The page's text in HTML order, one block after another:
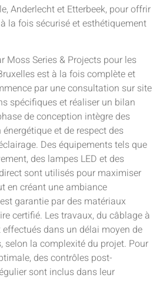
Anderlecht et Etterbeek, pour offrir
la fois sécurisé et esthétiquement
Moss Series & Projects pour les
est à la fois complète et
par une consultation sur site
spécifiques et réaliser un bilan
de conception intègre des
et de respect des
Des équipements tels que
des lampes LED et des
sont utilisés pour maximiser
en créant une ambiance
garantie par des matériaux
certifié. Les travaux, du câblage à
dans un délai moyen de
selon la complexité du projet. Pour
des contrôles post-
sont inclus dans leur